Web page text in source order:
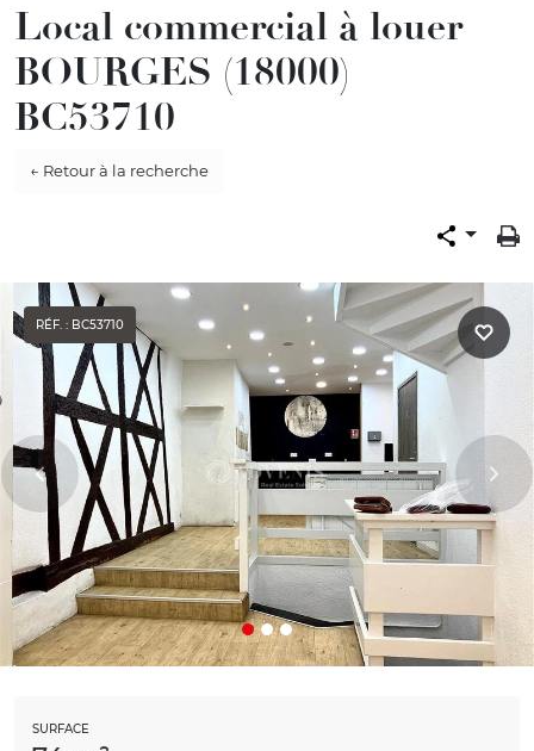
Local commercial à louer
BOURGES (18000)
BC53710
← Retour à la recherche
RÉF. : BC53710
SURFACE